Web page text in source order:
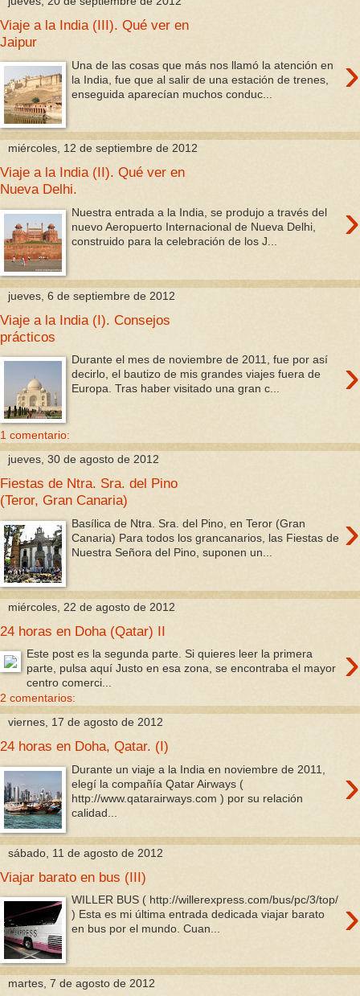
Viaje a la India (III). Qué ver en
Jaipur
›
Una de las cosas que más nos llamó la atención en
la India, fue que al salir de una estación de trenes,
enseguida aparecían muchos conduc...
miércoles, 12 de septiembre de 2012
Viaje a la India (II). Qué ver en
Nueva Delhi.
›
Nuestra entrada a la India, se produjo a través del
nuevo Aeropuerto Internacional de Nueva Delhi,
construido para la celebración de los J...
jueves, 6 de septiembre de 2012
Viaje a la India (I). Consejos
prácticos
›
Durante el mes de noviembre de 2011, fue por así
decirlo, el bautizo de mis grandes viajes fuera de
Europa. Tras haber visitado una gran c...
1 comentario:
jueves, 30 de agosto de 2012
Fiestas de Ntra. Sra. del Pino
(Teror, Gran Canaria)
›
Basílica de Ntra. Sra. del Pino, en Teror (Gran
Canaria) Para todos los grancanarios, las Fiestas de
Nuestra Señora del Pino, suponen un...
miércoles, 22 de agosto de 2012
24 horas en Doha (Qatar) II
›
Este post es la segunda parte. Si quieres leer la primera
parte, pulsa aquí Justo en esa zona, se encontraba el mayor
centro comerci...
2 comentarios:
viernes, 17 de agosto de 2012
24 horas en Doha, Qatar. (I)
›
Durante un viaje a la India en noviembre de 2011,
elegí la compañía Qatar Airways (
http://www.qatarairways.com ) por su relación
calidad...
sábado, 11 de agosto de 2012
Viajar barato en bus (III)
›
WILLER BUS ( http://willerexpress.com/bus/pc/3/top/
) Esta es mi última entrada dedicada viajar barato
en bus por el mundo. Cuan...
martes, 7 de agosto de 2012